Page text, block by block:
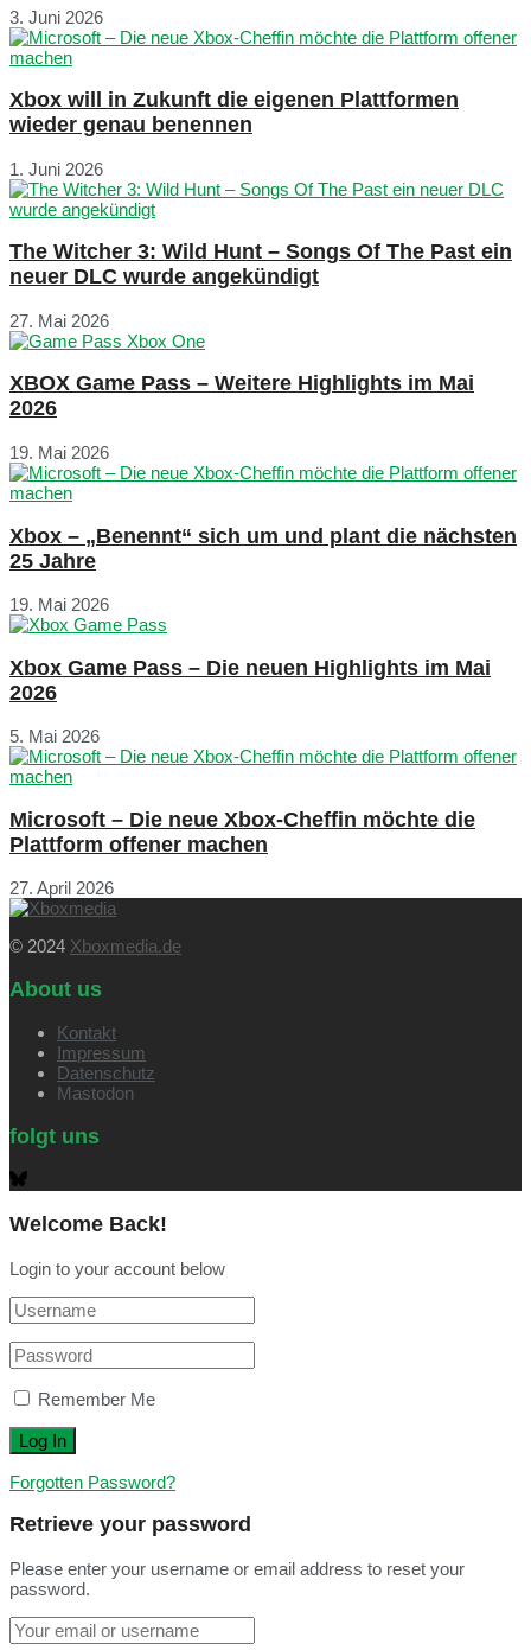
3. Juni 2026
Xbox will in Zukunft die eigenen Plattformen
wieder genau benennen
1. Juni 2026
The Witcher 3: Wild Hunt – Songs Of The Past ein
neuer DLC wurde angekündigt
27. Mai 2026
XBOX Game Pass – Weitere Highlights im Mai
2026
19. Mai 2026
Xbox – „Benennt“ sich um und plant die nächsten
25 Jahre
19. Mai 2026
Xbox Game Pass – Die neuen Highlights im Mai
2026
5. Mai 2026
Microsoft – Die neue Xbox-Cheffin möchte die
Plattform offener machen
27. April 2026
© 2024 Xboxmedia.de
About us
Kontakt
Impressum
Datenschutz
Mastodon
folgt uns
Welcome Back!
Login to your account below
Remember Me
Forgotten Password?
Retrieve your password
Please enter your username or email address to reset your
password.